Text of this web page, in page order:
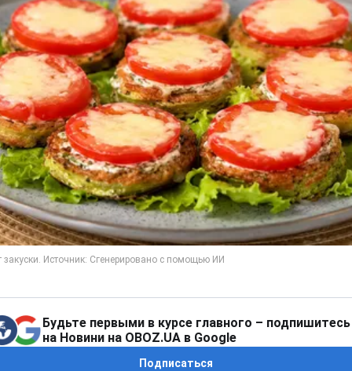
Будьте первыми в курсе главного – подпишитесь
на Новини на OBOZ.UA в Google
Подписаться